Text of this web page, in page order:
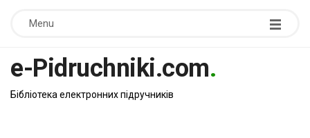
Menu
e-Pidruchniki.com.
Бібліотека електронних підручників